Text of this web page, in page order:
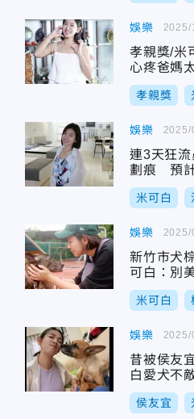
娛樂
孝親獎/米
心疼爸媽
孝親獎
2025/
娛樂
連3天狂
劃痕 預
米可白
2025/
娛樂
新竹市犬
可白：別
米可白
2025/
娛樂
昔被侯友
白愛犬不
侯友宜
2025/